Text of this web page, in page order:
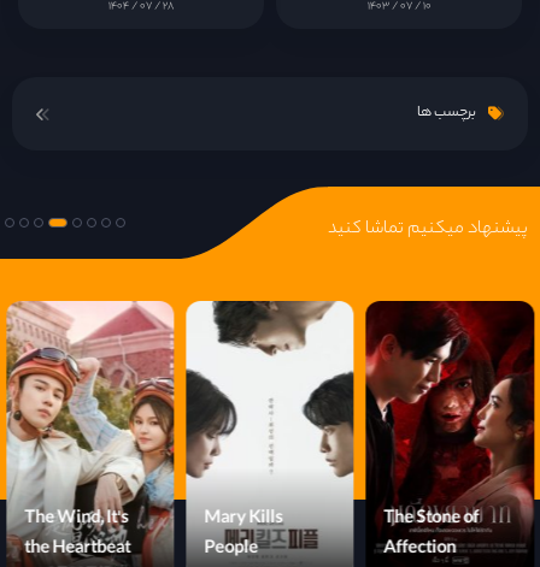
۱۴۰۳ / ۰۷ / ۱۰
۱۴۰۴ / ۰۷ / ۲۸
برچسب ها
پیشنهاد میکنیم تماشا کنید
The Stone of
Affection
Mary Kills
People
The Wind, It's
the Heartbeat